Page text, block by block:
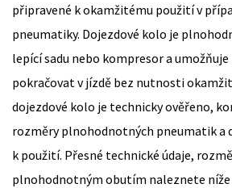
připravené k okamžitému použití v
pneumatiky. Dojezdové kolo je
lepící sadu nebo kompresor a umožňuje
pokračovat v jízdě bez nutnosti
dojezdové kolo je technicky ověřeno,
rozměry plnohodnotných pneumatik a
k použití. Přesné technické údaje,
plnohodnotným obutím naleznete